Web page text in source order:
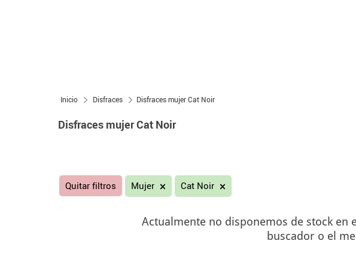
Inicio Disfraces Disfraces mujer Cat Noir
Disfraces mujer Cat Noir
Quitar filtros Mujer Cat Noir
Actualmente no disponemos de stock en
buscador o el